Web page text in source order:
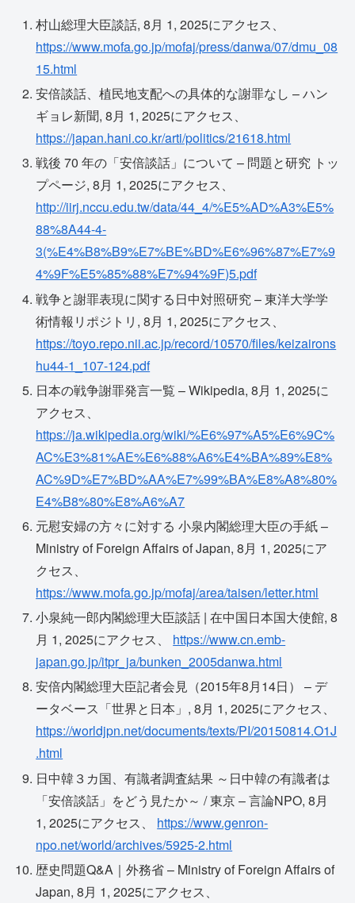
村山総理大臣談話, 8月 1, 2025にアクセス、
https://www.mofa.go.jp/mofaj/press/danwa/07/dmu_08
15.html
安倍談話、植民地支配への具体的な謝罪なし – ハン
ギョレ新聞, 8月 1, 2025にアクセス、
https://japan.hani.co.kr/arti/politics/21618.html
戦後 70 年の「安倍談話」について – 問題と研究 トッ
プページ, 8月 1, 2025にアクセス、
http://iirj.nccu.edu.tw/data/44_4/%E5%AD%A3%E5%
88%8A44-4-
3(%E4%B8%B9%E7%BE%BD%E6%96%87%E7%9
4%9F%E5%85%88%E7%94%9F)5.pdf
戦争と謝罪表現に関する日中対照研究 – 東洋大学学
術情報リポジトリ, 8月 1, 2025にアクセス、
https://toyo.repo.nii.ac.jp/record/10570/files/keizairons
hu44-1_107-124.pdf
日本の戦争謝罪発言一覧 – Wikipedia, 8月 1, 2025に
アクセス、
https://ja.wikipedia.org/wiki/%E6%97%A5%E6%9C%
AC%E3%81%AE%E6%88%A6%E4%BA%89%E8%
AC%9D%E7%BD%AA%E7%99%BA%E8%A8%80%
E4%B8%80%E8%A6%A7
元慰安婦の方々に対する 小泉内閣総理大臣の手紙 –
Ministry of Foreign Affairs of Japan, 8月 1, 2025にア
クセス、
https://www.mofa.go.jp/mofaj/area/taisen/letter.html
小泉純一郎内閣総理大臣談話 | 在中国日本国大使館, 8
月 1, 2025にアクセス、 https://www.cn.emb-
japan.go.jp/itpr_ja/bunken_2005danwa.html
安倍内閣総理大臣記者会見（2015年8月14日） – デ
ータベース「世界と日本」, 8月 1, 2025にアクセス、
https://worldjpn.net/documents/texts/PI/20150814.O1J
.html
日中韓３カ国、有識者調査結果 ～日中韓の有識者は
「安倍談話」をどう見たか～ / 東京 – 言論NPO, 8月
1, 2025にアクセス、 https://www.genron-
npo.net/world/archives/5925-2.html
歴史問題Q&A｜外務省 – Ministry of Foreign Affairs of
Japan, 8月 1, 2025にアクセス、